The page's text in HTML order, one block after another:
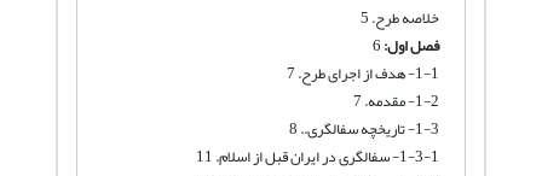
خلاصه طرح. 5
فصل اول:
1-1- هدف از اجرای طرح. 7
1-2- مقدمه. 7
1-3- تاریخچه سفالگری.. 8
1-3-1- سفالگری در ایران قبل از اسلام. 11